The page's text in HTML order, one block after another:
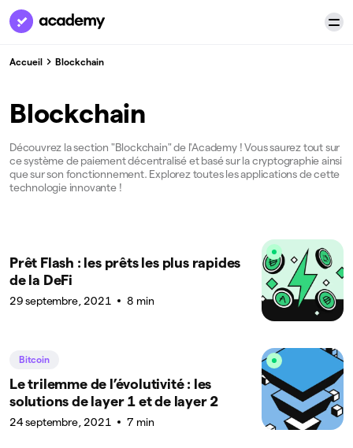
Accueil Blockchain
Blockchain
Découvrez la section "Blockchain" de l'Academy ! Vous saurez tout sur
ce système de paiement décentralisé et basé sur la cryptographie ainsi
que sur son fonctionnement. Explorez toutes les applications de cette
technologie innovante !
Prêt Flash : les prêts les plus rapides
de la DeFi
29 septembre, 2021 8 min
Bitcoin
Le trilemme de l’évolutivité : les
solutions de layer 1 et de layer 2
24 septembre, 2021 7 min